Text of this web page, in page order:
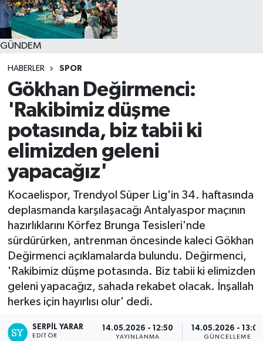
GÜNDEM
HABERLER SPOR
Gökhan Değirmenci:
'Rakibimiz düşme
potasında, biz tabii ki
elimizden geleni
yapacağız'
Kocaelispor, Trendyol Süper Lig'in 34. haftasında
deplasmanda karşılaşacağı Antalyaspor maçının
hazırlıklarını Körfez Brunga Tesisleri'nde
sürdürürken, antrenman öncesinde kaleci Gökhan
Değirmenci açıklamalarda bulundu. Değirmenci,
'Rakibimiz düşme potasında. Biz tabii ki elimizden
geleni yapacağız, sahada rekabet olacak. İnşallah
herkes için hayırlısı olur' dedi.
SERPİL YARAR
EDITÖR
14.05.2026 - 12:50
YAYINLANMA
14.05.2026 - 13:00
GÜNCELLEME